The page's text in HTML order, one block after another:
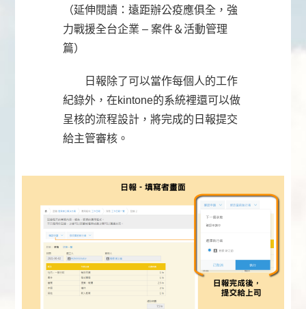
（延伸閱讀：遠距辦公疫應俱全，強
力戰援全台企業 – 案件＆活動管理
篇）
日報除了可以當作每個人的工作
紀錄外，在kintone的系統裡還可以做
呈核的流程設計，將完成的日報提交
給主管審核。